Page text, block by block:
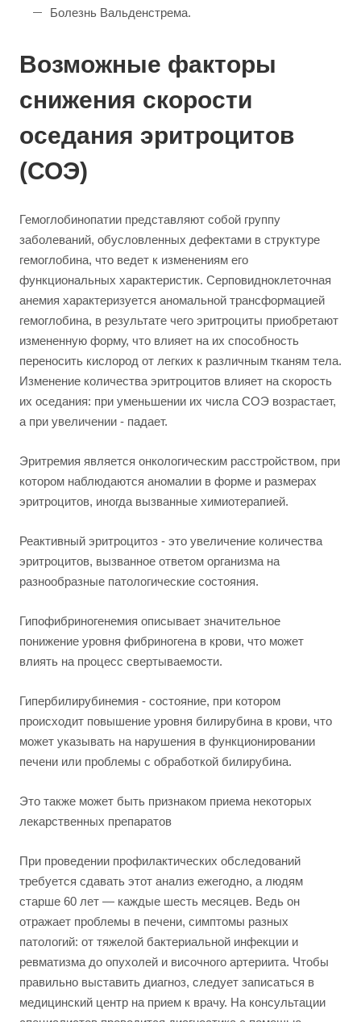
Болезнь Вальденстрема.
Возможные факторы
снижения скорости
оседания эритроцитов
(СОЭ)
Гемоглобинопатии представляют собой группу
заболеваний, обусловленных дефектами в структуре
гемоглобина, что ведет к изменениям его
функциональных характеристик. Серповидноклеточная
анемия характеризуется аномальной трансформацией
гемоглобина, в результате чего эритроциты приобретают
измененную форму, что влияет на их способность
переносить кислород от легких к различным тканям тела.
Изменение количества эритроцитов влияет на скорость
их оседания: при уменьшении их числа СОЭ возрастает,
а при увеличении - падает.
Эритремия является онкологическим расстройством, при
котором наблюдаются аномалии в форме и размерах
эритроцитов, иногда вызванные химиотерапией.
Реактивный эритроцитоз - это увеличение количества
эритроцитов, вызванное ответом организма на
разнообразные патологические состояния.
Гипофибриногенемия описывает значительное
понижение уровня фибриногена в крови, что может
влиять на процесс свертываемости.
Гипербилирубинемия - состояние, при котором
происходит повышение уровня билирубина в крови, что
может указывать на нарушения в функционировании
печени или проблемы с обработкой билирубина.
Это также может быть признаком приема некоторых
лекарственных препаратов
При проведении профилактических обследований
требуется сдавать этот анализ ежегодно, а людям
старше 60 лет — каждые шесть месяцев. Ведь он
отражает проблемы в печени, симптомы разных
патологий: от тяжелой бактериальной инфекции и
ревматизма до опухолей и височного артериита. Чтобы
правильно выставить диагноз, следует записаться в
медицинский центр на прием к врачу. На консультации